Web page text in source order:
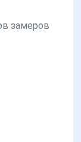
замеров